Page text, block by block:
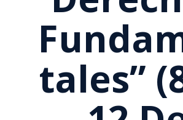
Tales”